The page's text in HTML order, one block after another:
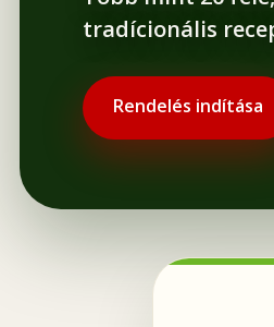
tradícionális
Rendelés indítása